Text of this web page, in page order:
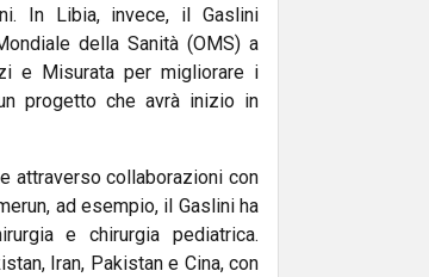
In Libia, invece, il Gaslini
della Sanità (OMS) a
e Misurata per migliorare i
progetto che avrà inizio in
attraverso collaborazioni con
ad esempio, il Gaslini ha
e chirurgia pediatrica.
Iran, Pakistan e Cina, con